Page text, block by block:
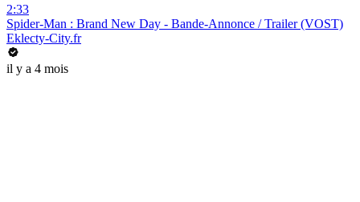
2:33
Spider-Man : Brand New Day - Bande-Annonce / Trailer (VOST)
Eklecty-City.fr
il y a 4 mois